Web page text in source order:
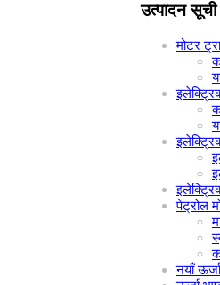
उत्पादन सूची
मोटर
पेट्रोल
नयाँ